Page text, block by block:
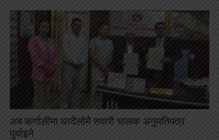
अब कर्णालीमा घरदैलोमै सवारी चालक अनुमतिपत्र
पुर्याइने